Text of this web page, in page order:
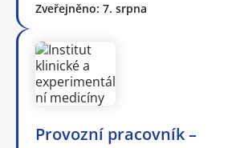
Zveřejněno: 7. srpna
Provozní pracovník –